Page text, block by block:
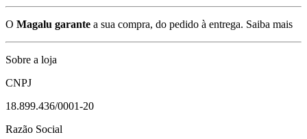
O Magalu garante a sua compra, do pedido à entrega. Saiba mais
Sobre a loja
CNPJ
18.899.436/0001-20
Razão Social